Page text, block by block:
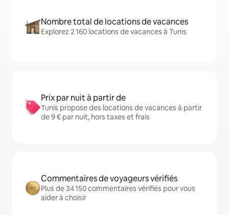
Nombre total de locations de vacances
Explorez 2 160 locations de vacances à Tunis
Prix par nuit à partir de
Tunis propose des locations de vacances à partir
de 9 € par nuit, hors taxes et frais
Commentaires de voyageurs vérifiés
Plus de 34 150 commentaires vérifiés pour vous
aider à choisir